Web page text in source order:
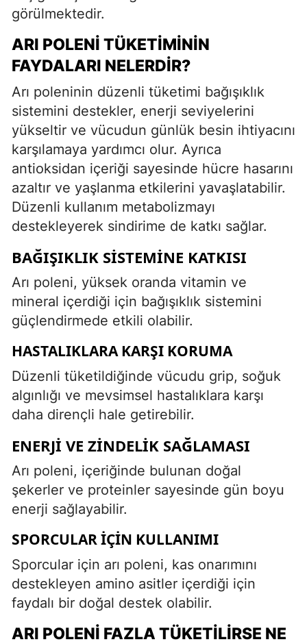
görülmektedir.
ARI POLENI TÜKETIMININ
FAYDALARI NELERDIR?
Arı poleninin düzenli tüketimi bağışıklık
sistemini destekler, enerji seviyelerini
yükseltir ve vücudun günlük besin ihtiyacını
karşılamaya yardımcı olur. Ayrıca
antioksidan içeriği sayesinde hücre hasarını
azaltır ve yaşlanma etkilerini yavaşlatabilir.
Düzenli kullanım metabolizmayı
destekleyerek sindirime de katkı sağlar.
BAĞIŞIKLIK SISTEMINE KATKISI
Arı poleni, yüksek oranda vitamin ve
mineral içerdiği için bağışıklık sistemini
güçlendirmede etkili olabilir.
HASTALIKLARA KARŞI KORUMA
Düzenli tüketildiğinde vücudu grip, soğuk
algınlığı ve mevsimsel hastalıklara karşı
daha dirençli hale getirebilir.
ENERJI VE ZINDELIK SAĞLAMASI
Arı poleni, içeriğinde bulunan doğal
şekerler ve proteinler sayesinde gün boyu
enerji sağlayabilir.
SPORCULAR İÇIN KULLANIMI
Sporcular için arı poleni, kas onarımını
destekleyen amino asitler içerdiği için
faydalı bir doğal destek olabilir.
ARI POLENI FAZLA TÜKETILIRSE NE